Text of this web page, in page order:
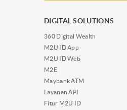
DIGITAL SOLUTIONS
360 Digital Wealth
M2U ID App
M2U ID Web
M2E
Maybank ATM
Layanan API
Fitur M2U ID